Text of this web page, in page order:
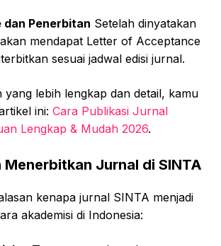
Penerbitan Setelah dinyatakan
mendapat Letter of Acceptance
sesuai jadwal edisi jurnal.
yang lebih lengkap dan detail, kamu
ini: Cara Publikasi Jurnal
Lengkap & Mudah 2026.
Menerbitkan Jurnal di SINTA
kenapa jurnal SINTA menjadi
akademisi di Indonesia: